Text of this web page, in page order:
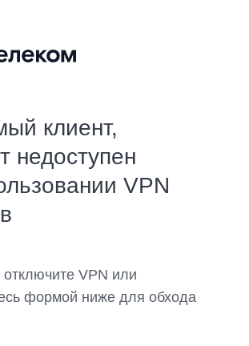
клиент,
недоступен
VPN
VPN или
формой ниже для обхода